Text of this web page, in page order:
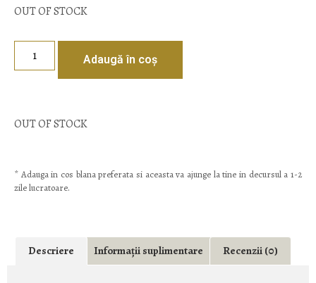
OUT OF STOCK
Adaugă în coș
OUT OF STOCK
* Adauga in cos blana preferata si aceasta va ajunge la tine in decursul a 1-2
zile lucratoare.
Descriere Informații suplimentare Recenzii (0)